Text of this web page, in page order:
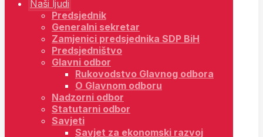
Naši ljudi
Predsjednik
Generalni sekretar
Zamjenici predsjednika SDP BiH
Predsjedništvo
Glavni odbor
Rukovodstvo Glavnog odbora
O Glavnom odboru
Nadzorni odbor
Statutarni odbor
Savjeti
Savjet za ekonomski razvoj